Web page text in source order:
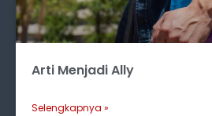
Arti Menjadi Ally
Selengkapnya »